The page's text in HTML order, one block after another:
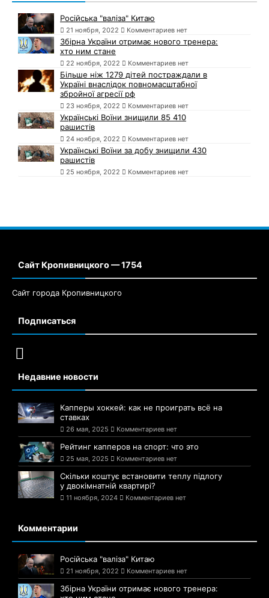
Російська "валіза" Китаю
21 ноября, 2022 Комментариев нет
Збірна України отримає нового тренера:
хто ним стане
22 ноября, 2022 Комментариев нет
Більше ніж 1279 дітей постраждали в
Україні внаслідок повномасштабної
збройної агресії рф
23 ноября, 2022 Комментариев нет
Українські Воїни знищили 85 410
рашистів
24 ноября, 2022 Комментариев нет
Українські Воїни за добу знищили 430
рашистів
25 ноября, 2022 Комментариев нет
Сайт Кропивницкого — 1754
Сайт города Кропивницкого
Подписаться
Недавние новости
Капперы хоккей: как не проиграть всё на
ставках
26 мая, 2025 Комментариев нет
Рейтинг капперов на спорт: что это
25 мая, 2025 Комментариев нет
Скільки коштує встановити теплу підлогу
у двокімнатній квартирі?
11 ноября, 2024 Комментариев нет
Комментарии
Російська "валіза" Китаю
21 ноября, 2022 Комментариев нет
Збірна України отримає нового тренера: